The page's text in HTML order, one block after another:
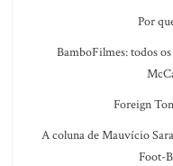
Por
BamboFilmes: todos
Foreign
A coluna de Mauvício
Foot-